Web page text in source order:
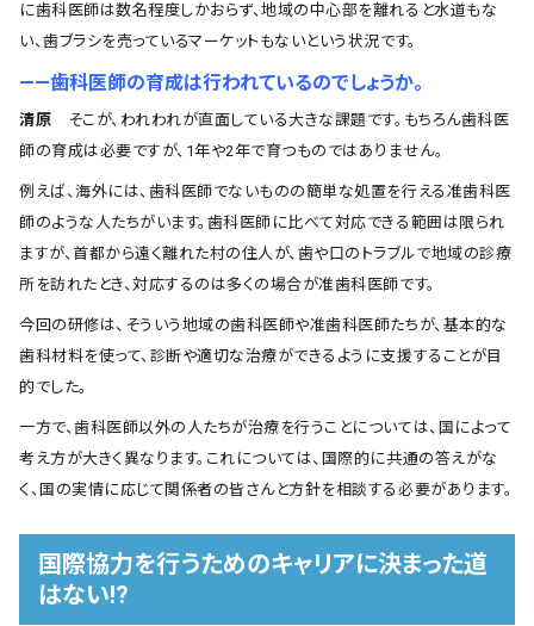
に歯科医師は数名程度しかおらず、地域の中心部を離れると水道もな
い、歯ブラシを売っているマーケットもないという状況です。
――歯科医師の育成は行われているのでしょうか。
清原 そこが、われわれが直面している大きな課題です。もちろん歯科医
師の育成は必要ですが、1年や2年で育つものではありません。
例えば、海外には、歯科医師でないものの簡単な処置を行える准歯科医
師のような人たちがいます。歯科医師に比べて対応できる範囲は限られ
ますが、首都から遠く離れた村の住人が、歯や口のトラブルで地域の診療
所を訪れたとき、対応するのは多くの場合が准歯科医師です。
今回の研修は、そういう地域の歯科医師や准歯科医師たちが、基本的な
歯科材料を使って、診断や適切な治療ができるように支援することが目
的でした。
一方で、歯科医師以外の人たちが治療を行うことについては、国によって
考え方が大きく異なります。これについては、国際的に共通の答えがな
く、国の実情に応じて関係者の皆さんと方針を相談する必要があります。
国際協力を行うためのキャリアに決まった道
はない!?